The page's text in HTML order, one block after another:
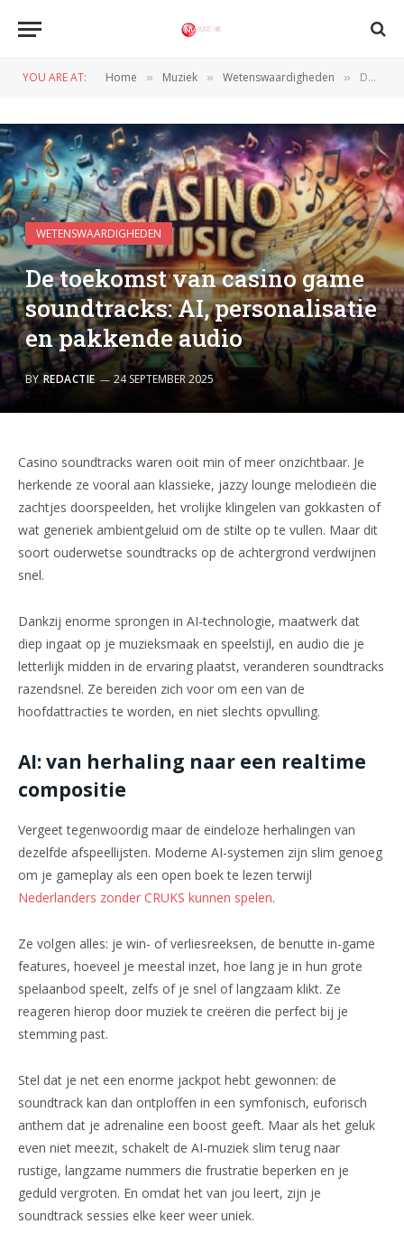
YOU ARE AT: Home » Muziek » Wetenswaardigheden » De toekomst van casino game soundtracks: AI, personalisatie en pakkende audio
WETENSWAARDIGHEDEN
De toekomst van casino game
soundtracks: AI, personalisatie
en pakkende audio
BY REDACTIE 24 SEPTEMBER 2025
Casino soundtracks waren ooit min of meer onzichtbaar. Je
herkende ze vooral aan klassieke, jazzy lounge melodieën die
zachtjes doorspeelden, het vrolijke klingelen van gokkasten of
wat generiek ambientgeluid om de stilte op te vullen. Maar dit
soort ouderwetse soundtracks op de achtergrond verdwijnen
snel.
Dankzij enorme sprongen in AI-technologie, maatwerk dat
diep ingaat op je muzieksmaak en speelstijl, en audio die je
letterlijk midden in de ervaring plaatst, veranderen soundtracks
razendsnel. Ze bereiden zich voor om een van de
hoofdattracties te worden, en niet slechts opvulling.
AI: van herhaling naar een realtime
compositie
Vergeet tegenwoordig maar de eindeloze herhalingen van
dezelfde afspeellijsten. Moderne AI-systemen zijn slim genoeg
om je gameplay als een open boek te lezen terwijl
Nederlanders zonder CRUKS kunnen spelen.
Ze volgen alles: je win- of verliesreeksen, de benutte in-game
features, hoeveel je meestal inzet, hoe lang je in hun grote
spelaanbod speelt, zelfs of je snel of langzaam klikt. Ze
reageren hierop door muziek te creëren die perfect bij je
stemming past.
Stel dat je net een enorme jackpot hebt gewonnen: de
soundtrack kan dan ontploffen in een symfonisch, euforisch
anthem dat je adrenaline een boost geeft. Maar als het geluk
even niet meezit, schakelt de AI-muziek slim terug naar
rustige, langzame nummers die frustratie beperken en je
geduld vergroten. En omdat het van jou leert, zijn je
soundtrack sessies elke keer weer uniek.